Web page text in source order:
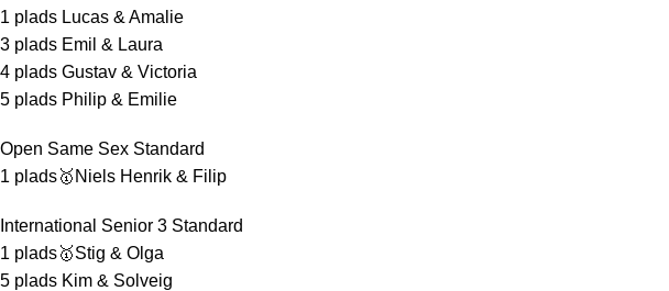
1 plads Lucas & Amalie
3 plads Emil & Laura
4 plads Gustav & Victoria
5 plads Philip & Emilie
Open Same Sex Standard
1 plads🥇Niels Henrik & Filip
International Senior 3 Standard
1 plads🥇Stig & Olga
5 plads Kim & Solveig